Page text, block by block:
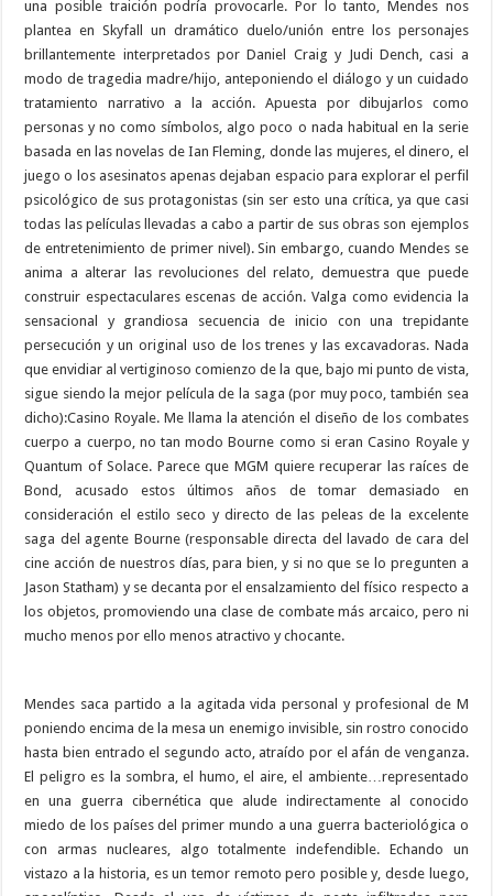
una posible traición podría provocarle. Por lo tanto, Mendes nos
plantea en Skyfall un dramático duelo/unión entre los personajes
brillantemente interpretados por Daniel Craig y Judi Dench, casi a
modo de tragedia madre/hijo, anteponiendo el diálogo y un cuidado
tratamiento narrativo a la acción. Apuesta por dibujarlos como
personas y no como símbolos, algo poco o nada habitual en la serie
basada en las novelas de Ian Fleming, donde las mujeres, el dinero, el
juego o los asesinatos apenas dejaban espacio para explorar el perfil
psicológico de sus protagonistas (sin ser esto una crítica, ya que casi
todas las películas llevadas a cabo a partir de sus obras son ejemplos
de entretenimiento de primer nivel). Sin embargo, cuando Mendes se
anima a alterar las revoluciones del relato, demuestra que puede
construir espectaculares escenas de acción. Valga como evidencia la
sensacional y grandiosa secuencia de inicio con una trepidante
persecución y un original uso de los trenes y las excavadoras. Nada
que envidiar al vertiginoso comienzo de la que, bajo mi punto de vista,
sigue siendo la mejor película de la saga (por muy poco, también sea
dicho):Casino Royale. Me llama la atención el diseño de los combates
cuerpo a cuerpo, no tan modo Bourne como si eran Casino Royale y
Quantum of Solace. Parece que MGM quiere recuperar las raíces de
Bond, acusado estos últimos años de tomar demasiado en
consideración el estilo seco y directo de las peleas de la excelente
saga del agente Bourne (responsable directa del lavado de cara del
cine acción de nuestros días, para bien, y si no que se lo pregunten a
Jason Statham) y se decanta por el ensalzamiento del físico respecto a
los objetos, promoviendo una clase de combate más arcaico, pero ni
mucho menos por ello menos atractivo y chocante.
Mendes saca partido a la agitada vida personal y profesional de M
poniendo encima de la mesa un enemigo invisible, sin rostro conocido
hasta bien entrado el segundo acto, atraído por el afán de venganza.
El peligro es la sombra, el humo, el aire, el ambiente…representado
en una guerra cibernética que alude indirectamente al conocido
miedo de los países del primer mundo a una guerra bacteriológica o
con armas nucleares, algo totalmente indefendible. Echando un
vistazo a la historia, es un temor remoto pero posible y, desde luego,